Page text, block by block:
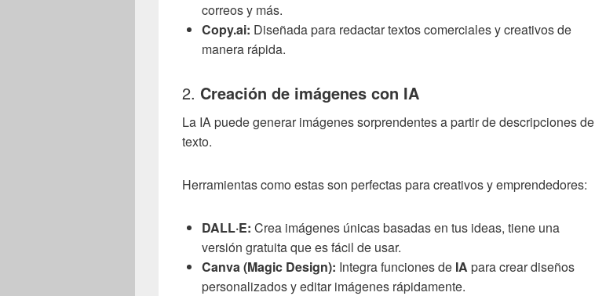
correos y más.
Copy.ai: Diseñada para redactar textos comerciales y creativos de
manera rápida.
2. Creación de imágenes con IA
La IA puede generar imágenes sorprendentes a partir de descripciones de
texto.
Herramientas como estas son perfectas para creativos y emprendedores:
DALL·E: Crea imágenes únicas basadas en tus ideas, tiene una
versión gratuita que es fácil de usar.
Canva (Magic Design): Integra funciones de IA para crear diseños
personalizados y editar imágenes rápidamente.